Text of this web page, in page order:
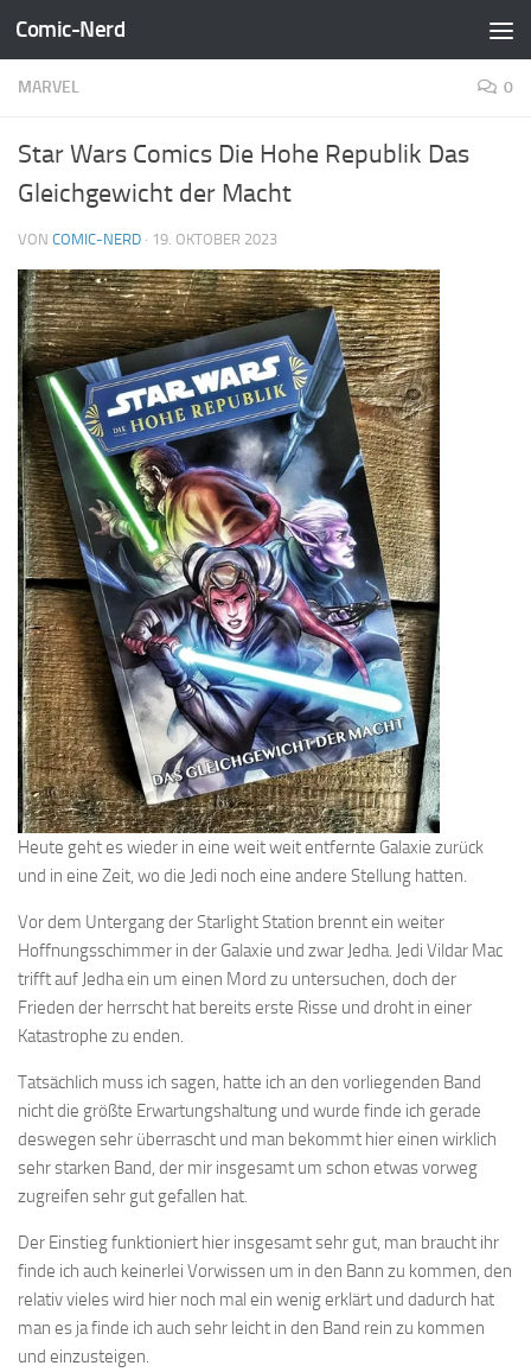
Zum Inhalt springen
Comic-Nerd
MARVEL 0
Star Wars Comics Die Hohe Republik Das
Gleichgewicht der Macht
VON COMIC-NERD · 19. OKTOBER 2023
Heute geht es wieder in eine weit weit entfernte Galaxie zurück
und in eine Zeit, wo die Jedi noch eine andere Stellung hatten.
Vor dem Untergang der Starlight Station brennt ein weiter
Hoffnungsschimmer in der Galaxie und zwar Jedha. Jedi Vildar Mac
trifft auf Jedha ein um einen Mord zu untersuchen, doch der
Frieden der herrscht hat bereits erste Risse und droht in einer
Katastrophe zu enden.
Tatsächlich muss ich sagen, hatte ich an den vorliegenden Band
nicht die größte Erwartungshaltung und wurde finde ich gerade
deswegen sehr überrascht und man bekommt hier einen wirklich
sehr starken Band, der mir insgesamt um schon etwas vorweg
zugreifen sehr gut gefallen hat.
Der Einstieg funktioniert hier insgesamt sehr gut, man braucht ihr
finde ich auch keinerlei Vorwissen um in den Bann zu kommen, den
relativ vieles wird hier noch mal ein wenig erklärt und dadurch hat
man es ja finde ich auch sehr leicht in den Band rein zu kommen
und einzusteigen.